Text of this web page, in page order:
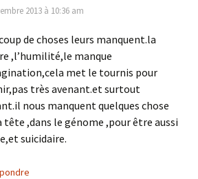
2013 à 10:36 am
de choses leurs manquent.la
,l’humilité,le manque
met le tournis pour
très avenant.et surtout
nous manquent quelques chose
tête ,dans le génome ,pour être aussi
suicidaire.